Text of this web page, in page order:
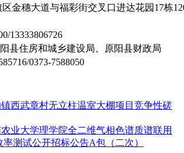
金穗大道与福彩街交叉口进达花园17栋
13333806726
县住房和城乡建设局、原阳县财政局
0373-7588050
镇西武章村无立柱温室大棚项目竞争性磋
业大学理学院全二维气相色谱质谱联用
测试公开招标公告A包（二次）